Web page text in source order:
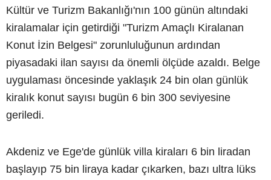
Kültür ve Turizm Bakanlığı'nın 100 günün altındaki
kiralamalar için getirdiği "Turizm Amaçlı Kiralanan
Konut İzin Belgesi" zorunluluğunun ardından
piyasadaki ilan sayısı da önemli ölçüde azaldı. Belge
uygulaması öncesinde yaklaşık 24 bin olan günlük
kiralık konut sayısı bugün 6 bin 300 seviyesine
geriledi.
Akdeniz ve Ege'de günlük villa kiraları 6 bin liradan
başlayıp 75 bin liraya kadar çıkarken, bazı ultra lüks